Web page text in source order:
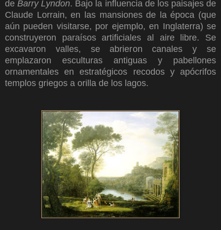
deBarry Lyndon. Bajo la influencia de los paisajes de
Claude Lorrain, en las mansiones de la época (que
aún pueden visitarse, por ejemplo, en Inglaterra) se
construyeron paraísos artificiales al aire libre. Se
excavaron valles, se abrieron canales y se
emplazaron esculturas antiguas y pabellones
ornamentales en estratégicos recodos y apócrifos
templos griegos a orilla de los lagos.